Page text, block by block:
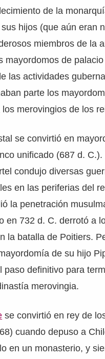
de la
hijos (que aún eran
miembros de la
mayordomos de
las actividades
parte los
merovingios de los
se convirtió en
unificado (687 d. C.).
condujo diversas
en las periferias del
la penetración
en 732 d. C. derrotó a
la batalla de Poitiers.
de su hijo
paso definitivo para
merovingia.
se convirtió en rey de
cuando depuso a
en un monasterio, y